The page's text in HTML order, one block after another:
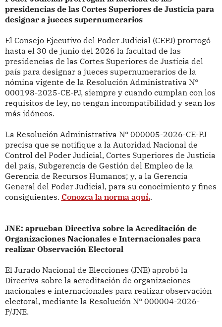
presidencias de las Cortes Superiores de Justicia para
designar a jueces supernumerarios
El Consejo Ejecutivo del Poder Judicial (CEPJ) prorrogó
hasta el 30 de junio del 2026 la facultad de las
presidencias de las Cortes Superiores de Justicia del
país para designar a jueces supernumerarios de la
nómina vigente de la Resolución Administrativa N°
000198-2025-CE-PJ, siempre y cuando cumplan con los
requisitos de ley, no tengan incompatibilidad y sean los
más idóneos.
La Resolución Administrativa N° 000005-2026-CE-PJ
precisa que se notifique a la Autoridad Nacional de
Control del Poder Judicial, Cortes Superiores de Justicia
del país, Subgerencia de Gestión del Empleo de la
Gerencia de Recursos Humanos; y, a la Gerencia
General del Poder Judicial, para su conocimiento y fines
consiguientes. Conozca la norma aquí..
JNE: aprueban Directiva sobre la Acreditación de
Organizaciones Nacionales e Internacionales para
realizar Observación Electoral
El Jurado Nacional de Elecciones (JNE) aprobó la
Directiva sobre la acreditación de organizaciones
nacionales e internacionales para realizar observación
electoral, mediante la Resolución N° 000004-2026-
P/JNE.